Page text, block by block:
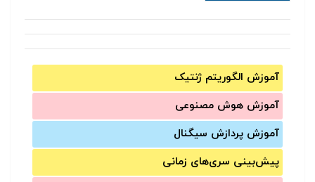
آموزش الگوریتم ژنتیک
آموزش‌ هوش مصنوعی
آموزش‌ پردازش سیگنال
پیش‌‌بینی سری‌‌های زمانی